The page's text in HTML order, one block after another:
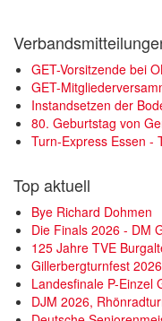
GET-Vorsitzende bei
GET-
Instandsetzen der
80. Geburtstag von
Turn-Express Essen -
Top aktuell
Bye Richard Dohmen
Die Finals 2026 - DM
125 Jahre TVE
Gillerbergturnfest 2026
Landesfinale P-Einzel
DJM 2026,